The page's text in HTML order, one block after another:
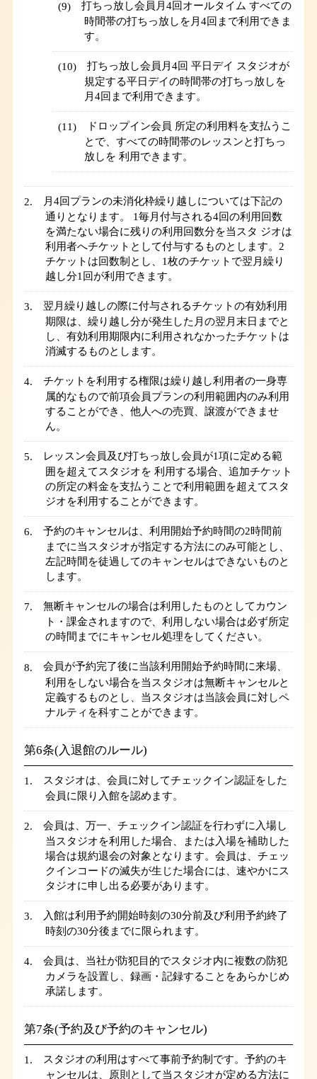
打ちっ放し会員月4回オールタイム すべての
時間帯の打ちっ放しを月4回まで利用できま
す。
打ちっ放し会員月4回 平日デイ スタジオが
規定する平日デイの時間帯の打ちっ放しを
月4回まで利用できます。
ドロップイン会員 所定の利用料を支払うこ
とで、すべての時間帯のレッスンと打ちっ
放しを 利用できます。
月4回プランの未消化枠繰り越しについては下記の
通りとなります。 1毎月付与される4回の利用回数
を満たない場合に残りの利用回数分を当スタ ジオは
利用者へチケットとして付与するものとします。2
チケットは回数制とし、1枚のチケットで翌月繰り
越し分1回が利用できます。
翌月繰り越しの際に付与されるチケットの有効利用
期限は、繰り越し分が発生した月の翌月末日までと
し、有効利用期限内に利用されなかったチケットは
消滅するものとします。
チケットを利用する権限は繰り越し利用者の一身専
属的なもので前項会員プランの利用範囲内のみ利用
することができ、他人への売買、譲渡ができませ
ん。
レッスン会員及び打ちっ放し会員が1項に定める範
囲を超えてスタジオを 利用する場合、追加チケット
の所定の料金を支払うことで利用範囲を超えてスタ
ジオを利用することができます。
予約のキャンセルは、利用開始予約時間の2時間前
までに当スタジオが指定する方法にのみ可能とし、
左記時間を徒過してのキャンセルはできないものと
します。
無断キャンセルの場合は利用したものとしてカウン
ト・課金されますので、利用しない場合は必ず所定
の時間までにキャンセル処理をしてください。
会員が予約完了後に当該利用開始予約時間に来場、
利用をしない場合を当スタジオは無断キャンセルと
定義するものとし、当スタジオは当該会員に対しペ
ナルティを科すことができます。
第6条(入退館のルール)
スタジオは、会員に対してチェックイン認証をした
会員に限り入館を認めます。
会員は、万一、チェックイン認証を行わずに入場し
当スタジオを利用した場合、または入場を補助した
場合は規約退会の対象となります。会員は、チェッ
クインコードの滅失が生じた場合には、速やかにス
タジオに申し出る必要があります。
入館は利用予約開始時刻の30分前及び利用予約終了
時刻の30分後までに限られます。
会員は、当社が防犯目的でスタジオ内に複数の防犯
カメラを設置し、録画・記録することをあらかじめ
承諾します。
第7条(予約及び予約のキャンセル)
スタジオの利用はすべて事前予約制です。予約のキ
ャンセルは、原則として当スタジオが定める方法に